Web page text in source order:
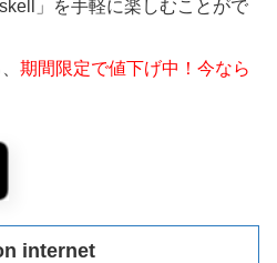
」を手軽に楽しむことがで
期間限定で値下げ中！今なら
internet